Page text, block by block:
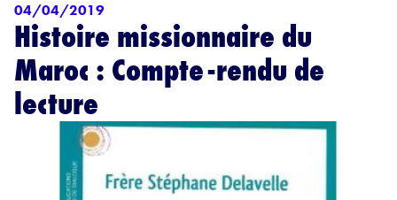
04/04/2019
Histoire missionnaire du
Maroc : Compte-rendu de
lecture